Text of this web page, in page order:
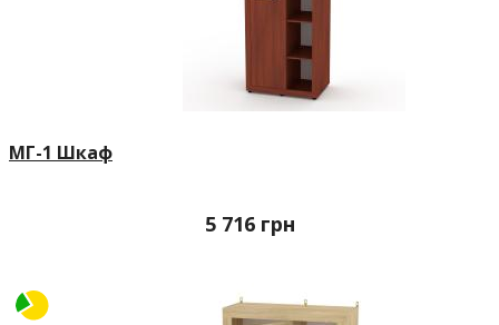
МГ-1 Шкаф
5 716 грн